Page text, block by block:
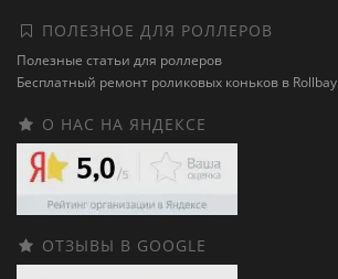
ПОЛЕЗНОЕ ДЛЯ РОЛЛЕРОВ
Полезные статьи для роллеров
Бесплатный ремонт роликовых коньков в Rollbay
О НАС НА ЯНДЕКСЕ
ОТЗЫВЫ В GOOGLE